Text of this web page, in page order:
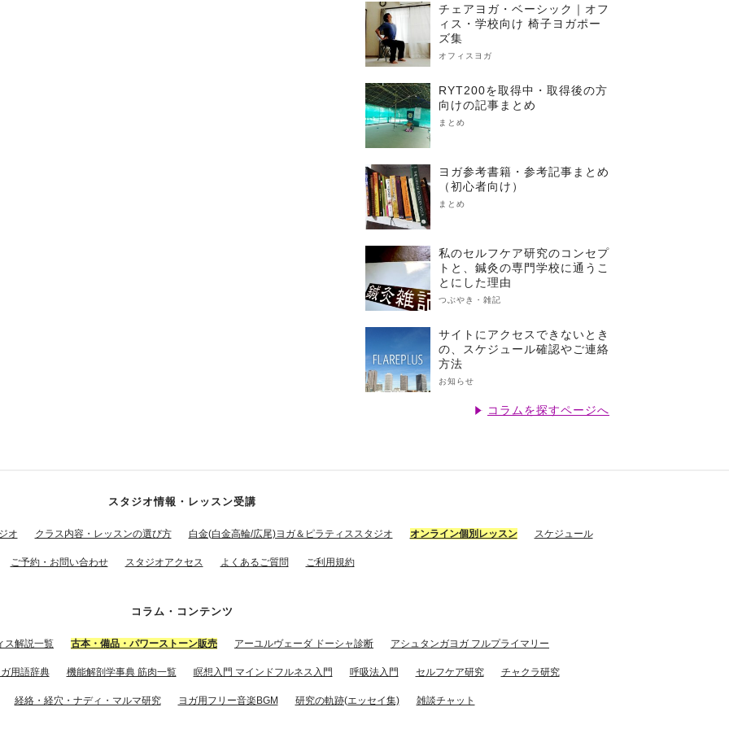
チェアヨガ・ベーシック｜オフ
ィス・学校向け 椅子ヨガポー
ズ集
オフィスヨガ
RYT200を取得中・取得後の方
向けの記事まとめ
まとめ
ヨガ参考書籍・参考記事まとめ
（初心者向け）
まとめ
私のセルフケア研究のコンセプ
トと、鍼灸の専門学校に通うこ
とにした理由
つぶやき・雑記
サイトにアクセスできないとき
の、スケジュール確認やご連絡
方法
お知らせ
コラムを探すページへ
スタジオ情報・レッスン受講
オ クラス内容・レッスンの選び方 白金(白金高輪/広尾)ヨガ＆ピラティススタジオ オンライン個別レッスン スケジュール
ご予約・お問い合わせ スタジオアクセス よくあるご質問 ご利用規約
コラム・コンテンツ
ス解説一覧 古本・備品・パワーストーン販売 アーユルヴェーダ ドーシャ診断 アシュタンガヨガ フルプライマリー
用語辞典 機能解剖学事典 筋肉一覧 瞑想入門 マインドフルネス入門 呼吸法入門 セルフケア研究 チャクラ研究
経絡・経穴・ナディ・マルマ研究 ヨガ用フリー音楽BGM 研究の軌跡(エッセイ集) 雑談チャット